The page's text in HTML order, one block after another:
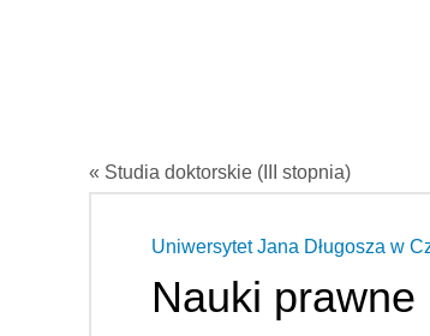
« Studia doktorskie (III stopnia)
Uniwersytet Jana Długosza w
Nauki prawne